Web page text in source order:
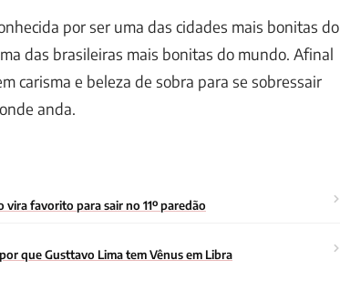
por ser uma das cidades mais bonitas do
das brasileiras mais bonitas do mundo. Afinal
carisma e beleza de sobra para se sobressair
anda.
vira favorito para sair no 11º paredão
que Gusttavo Lima tem Vênus em Libra